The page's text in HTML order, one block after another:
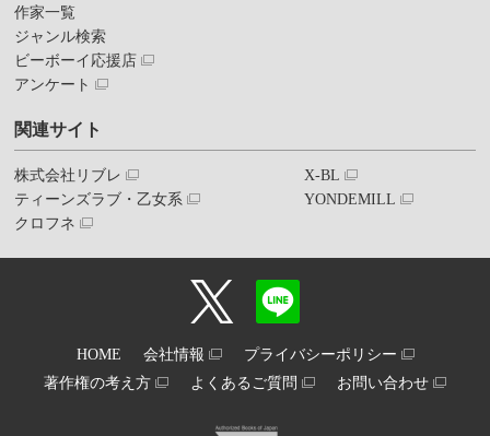
作家一覧
ジャンル検索
ビーボーイ応援店
アンケート
関連サイト
株式会社リブレ
ティーンズラブ・乙女系
クロフネ
X-BL
YONDEMILL
HOME 会社情報
プライバシーポリシー
著作権の考え方
よくあるご質問 お問い合わせ